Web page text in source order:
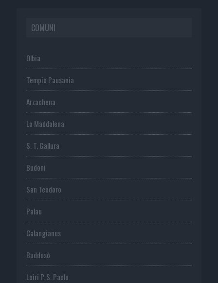
COMUNI
Olbia
Tempio Pausania
Arzachena
La Maddalena
S. T. Gallura
Budoni
San Teodoro
Palau
Calangianus
Buddusò
Loiri P. S. Paolo